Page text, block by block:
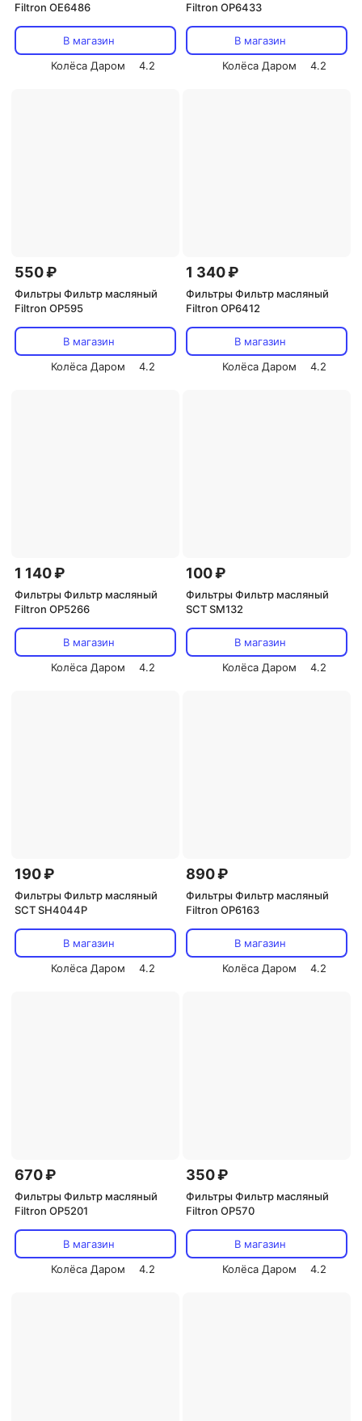
Filtron OE6486
В магазин
Колёса Даром
4.2
Filtron OP6433
В магазин
Колёса Даром
4.2
550 ₽
Фильтры Фильтр масляный
Filtron OP595
В магазин
Колёса Даром
4.2
1 340 ₽
Фильтры Фильтр масляный
Filtron OP6412
В магазин
Колёса Даром
4.2
1 140 ₽
Фильтры Фильтр масляный
Filtron OP5266
В магазин
Колёса Даром
4.2
100 ₽
Фильтры Фильтр масляный
SCT SM132
В магазин
Колёса Даром
4.2
190 ₽
Фильтры Фильтр масляный
SCT SH4044P
В магазин
Колёса Даром
4.2
890 ₽
Фильтры Фильтр масляный
Filtron OP6163
В магазин
Колёса Даром
4.2
670 ₽
Фильтры Фильтр масляный
Filtron OP5201
В магазин
Колёса Даром
4.2
350 ₽
Фильтры Фильтр масляный
Filtron OP570
В магазин
Колёса Даром
4.2